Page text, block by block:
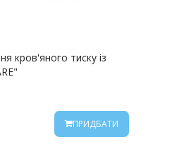
кров'яного тиску із
ПРИДБАТИ